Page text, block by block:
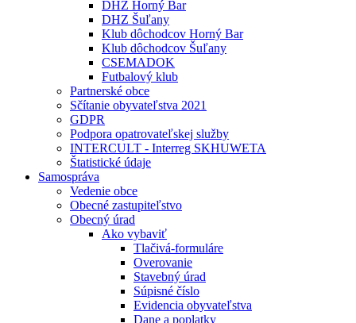
DHZ Horný Bar
DHZ Šuľany
Klub dôchodcov Horný Bar
Klub dôchodcov Šuľany
CSEMADOK
Futbalový klub
Partnerské obce
Sčítanie obyvateľstva 2021
GDPR
Podpora opatrovateľskej služby
INTERCULT - Interreg SKHUWETA
Štatistické údaje
Samospráva
Vedenie obce
Obecné zastupiteľstvo
Obecný úrad
Ako vybaviť
Tlačivá-formuláre
Overovanie
Stavebný úrad
Súpisné číslo
Evidencia obyvateľstva
Dane a poplatky